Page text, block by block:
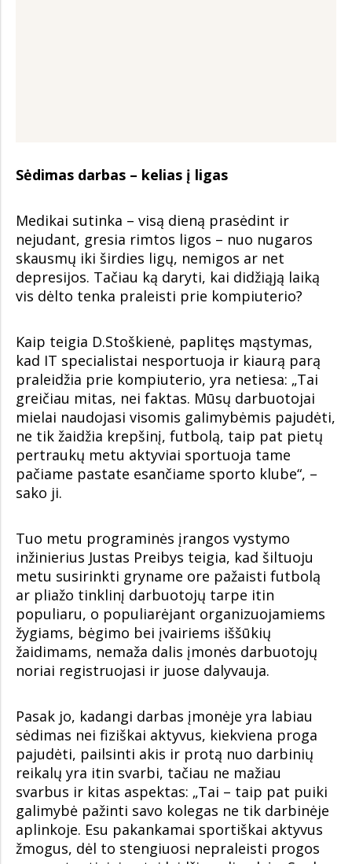
Sėdimas darbas – kelias į ligas
Medikai sutinka – visą dieną prasėdint ir
nejudant, gresia rimtos ligos – nuo nugaros
skausmų iki širdies ligų, nemigos ar net
depresijos. Tačiau ką daryti, kai didžiąją laiką
vis dėlto tenka praleisti prie kompiuterio?
Kaip teigia D.Stoškienė, paplitęs mąstymas,
kad IT specialistai nesportuoja ir kiaurą parą
praleidžia prie kompiuterio, yra netiesa: „Tai
greičiau mitas, nei faktas. Mūsų darbuotojai
mielai naudojasi visomis galimybėmis pajudėti,
ne tik žaidžia krepšinį, futbolą, taip pat pietų
pertraukų metu aktyviai sportuoja tame
pačiame pastate esančiame sporto klube“, –
sako ji.
Tuo metu programinės įrangos vystymo
inžinierius Justas Preibys teigia, kad šiltuoju
metu susirinkti gryname ore pažaisti futbolą
ar pliažo tinklinį darbuotojų tarpe itin
populiaru, o populiarėjant organizuojamiems
žygiams, bėgimo bei įvairiems iššūkių
žaidimams, nemaža dalis įmonės darbuotojų
noriai registruojasi ir juose dalyvauja.
Pasak jo, kadangi darbas įmonėje yra labiau
sėdimas nei fiziškai aktyvus, kiekviena proga
pajudėti, pailsinti akis ir protą nuo darbinių
reikalų yra itin svarbi, tačiau ne mažiau
svarbus ir kitas aspektas: „Tai – taip pat puiki
galimybė pažinti savo kolegas ne tik darbinėje
aplinkoje. Esu pakankamai sportiškai aktyvus
žmogus, dėl to stengiuosi nepraleisti progos